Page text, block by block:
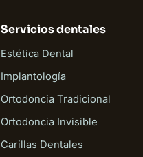
Servicios dentales
Estética Dental
Implantología
Ortodoncia Tradicional
Ortodoncia Invisible
Carillas Dentales